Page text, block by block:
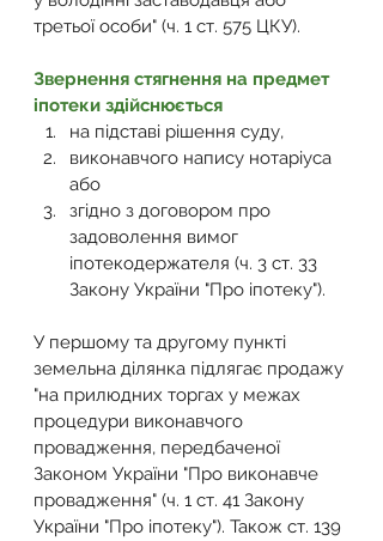
третьої особи" (ч. 1 ст. 575 ЦКУ).
Звернення стягнення на предмет
іпотеки здійснюється
на підставі рішення суду,
виконавчого напису нотаріуса
або
згідно з договором про
задоволення вимог
іпотекодержателя (ч. 3 ст. 33
Закону України "Про іпотеку").
У першому та другому пункті
земельна ділянка підлягає продажу
"на прилюдних торгах у межах
процедури виконавчого
провадження, передбаченої
Законом України "Про виконавче
провадження" (ч. 1 ст. 41 Закону
України "Про іпотеку"). Також ст. 139